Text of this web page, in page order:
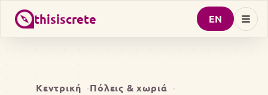
thisiscrete EN
Κεντρική
Πόλεις & χωριά